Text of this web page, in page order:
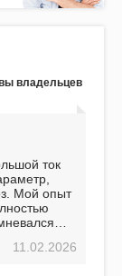
владельцев
ток
Мой опыт
11.02.2026